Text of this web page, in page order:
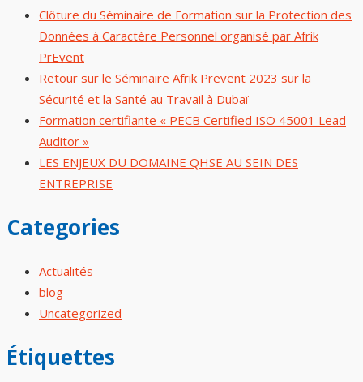
Clôture du Séminaire de Formation sur la Protection des
Données à Caractère Personnel organisé par Afrik
PrEvent
Retour sur le Séminaire Afrik Prevent 2023 sur la
Sécurité et la Santé au Travail à Dubaï
Formation certifiante « PECB Certified ISO 45001 Lead
Auditor »
LES ENJEUX DU DOMAINE QHSE AU SEIN DES
ENTREPRISE
Categories
Actualités
blog
Uncategorized
Étiquettes